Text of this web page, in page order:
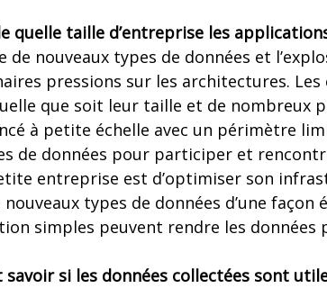
quelle taille d’entreprise les
de nouveaux types de données et
pressions sur les architectures.
que soit leur taille et de nombreux
à petite échelle avec un périmètre
de données pour participer et
entreprise est d’optimiser son
types de données d’une façon
simples peuvent rendre les données
savoir si les données collectées sont